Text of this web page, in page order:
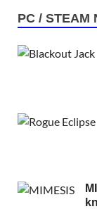
PC / STEAM